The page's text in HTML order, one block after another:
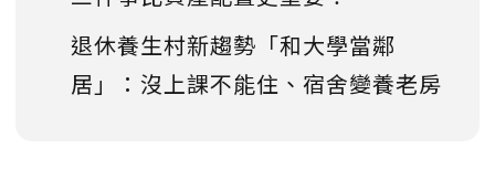
退休養生村新趨勢「和大學當鄰
居」：沒上課不能住、宿舍變養老房